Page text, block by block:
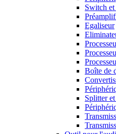
Switch et
Egaliseur
Boîte de
Splitter